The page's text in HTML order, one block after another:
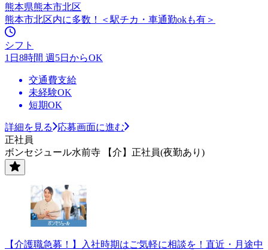
熊本県熊本市北区
熊本市北区内に多数！＜駅チカ・車通勤okも有＞
シフト
1日8時間 週5日からOK
交通費支給
未経験OK
短期OK
詳細を見る
応募画面に進む
正社員
ボンセジュール水前寺 【介】正社員(夜勤あり)
【介護職急募！】入社時期はご気軽に相談を！直近・月途中